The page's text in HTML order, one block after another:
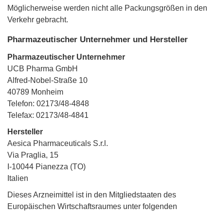
Möglicherweise werden nicht alle Packungsgrößen in den
Verkehr gebracht.
Pharmazeutischer Unternehmer und Hersteller
Pharmazeutischer Unternehmer
UCB Pharma GmbH
Alfred-Nobel-Straße 10
40789 Monheim
Telefon: 02173/48-4848
Telefax: 02173/48-4841
Hersteller
Aesica Pharmaceuticals S.r.l.
Via Praglia, 15
I-10044 Pianezza (TO)
Italien
Dieses Arzneimittel ist in den Mitgliedstaaten des
Europäischen Wirtschaftsraumes unter folgenden